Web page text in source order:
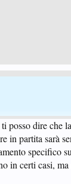
posso dire che
in partita sarà
specifico
in certi casi,